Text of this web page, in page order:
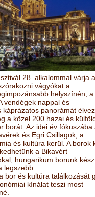
28. alkalommal várja
vágyókat a
helyszínén,
vendégek nappal és
káprázatos panorámát
a közel 200 hazai és
borát. Az idei év fókuszába
és Egri Csillagok, a
és kultúra kerül. A borok
a Bikavért
hungarikum borunk
legszebb
bor és kultúra találkozását
kínálat teszi most